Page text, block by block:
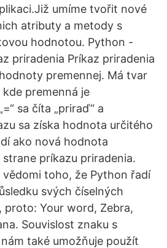
umíme tvořit nové
atributy a metody s
hodnotou. Python -
priradenia Príkaz priradenia
premennej. Má tvar
premenná je
sa číta „priraď“ a
sa získa hodnota určitého
ako nová hodnota
príkazu priradenia.
vědomi toho, že Python řadí
svých číselných
proto: Your word, Zebra,
Souvislost znaku s
také umožňuje použít